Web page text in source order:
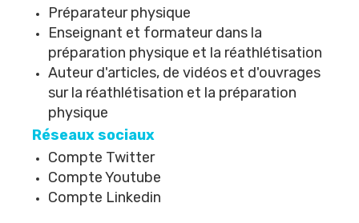
Préparateur physique
Enseignant et formateur dans la
préparation physique et la réathlétisation
Auteur d'articles, de vidéos et d'ouvrages
sur la réathlétisation et la préparation
physique
Réseaux sociaux
Compte Twitter
Compte Youtube
Compte Linkedin